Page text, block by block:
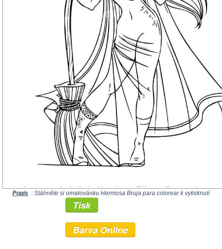
Popis : Stáhněte si omalovánku Hermosa Bruja para colorear k vytisknutí
Tisk
Barva Online